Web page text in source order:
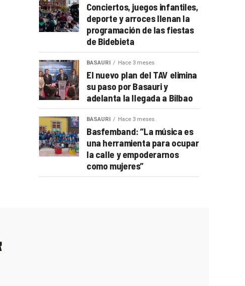
Conciertos, juegos infantiles,
deporte y arroces llenan la
programación de las fiestas
de Bidebieta
BASAURI Hace 3 meses
El nuevo plan del TAV elimina
su paso por Basauri y
adelanta la llegada a Bilbao
BASAURI Hace 3 meses
Basfemband: “La música es
una herramienta para ocupar
la calle y empoderarnos
como mujeres”